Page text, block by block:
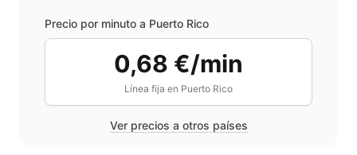
Precio por minuto a Puerto Rico
0,68 €/min
Línea fija en Puerto Rico
Ver precios a otros países